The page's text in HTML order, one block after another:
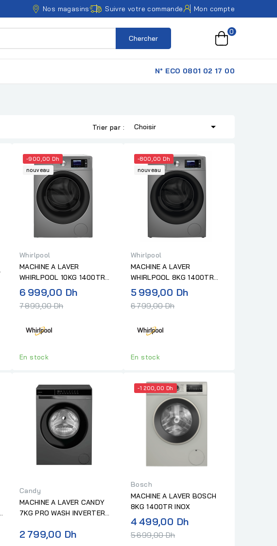
Nos magasins Suivre votre commande Mon compte
Chercher
0
N° ECO 0801 02 17 00
Trier par : Choisir 
-900,00 Dh
nouveau
Whirlpool
MACHINE A LAVER
WHIRLPOOL 10KG 1400TR
ZEN DD SILVER
6 999,00 DhPrix
7 899,00 Dh
En stock
-800,00 Dh
nouveau
Whirlpool
MACHINE A LAVER
WHIRLPOOL 8KG 1400TR
ZEN DD SILVER
5 999,00 DhPrix
6 799,00 Dh
En stock
Candy
MACHINE A LAVER CANDY
7KG PRO WASH INVERTER
2 799,00 Dh
-1 200,00 Dh
Bosch
MACHINE A LAVER BOSCH
8KG 1400TR INOX
4 499,00 DhPrix
5 699,00 Dh